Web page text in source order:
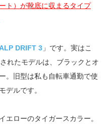
ト）が靴底に収まるタイプ
DRIFT 3 」です。実はこ
れたモデルは、ブラックとオ
。旧型は私も自転車通勤で使
デルです。
エローのタイガースカラー。